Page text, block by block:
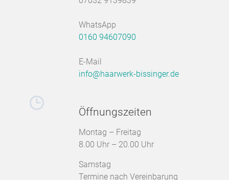
WhatsApp
0160 94607090
E-Mail
info@haarwerk-bissinger.de
Öffnungszeiten
Montag – Freitag
8.00 Uhr – 20.00 Uhr
Samstag
Termine nach Vereinbarung